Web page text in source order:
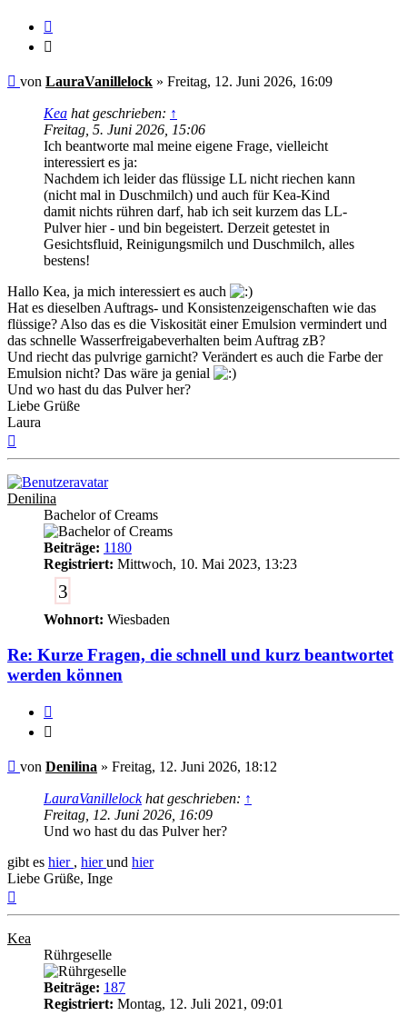
Ungelesener
von LauraVanillelock » Freitag, 12. Juni 2026, 16:09
Kea hat geschrieben: ↑
Freitag, 5. Juni 2026, 15:06
Ich beantworte mal meine eigene Frage, vielleicht
interessiert es ja:
Nachdem ich leider das flüssige LL nicht riechen kann
(nicht mal in Duschmilch) und auch für Kea-Kind
damit nichts rühren darf, hab ich seit kurzem das LL-
Pulver hier - und bin begeistert. Derzeit getestet in
Gesichtsfluid, Reinigungsmilch und Duschmilch, alles
bestens!
Hallo Kea, ja mich interessiert es auch
Hat es dieselben Auftrags- und Konsistenzeigenschaften wie das
flüssige? Also das es die Viskosität einer Emulsion vermindert und
das schnelle Wasserfreigabeverhalten beim Auftrag zB?
Und riecht das pulvrige garnicht? Verändert es auch die Farbe der
Emulsion nicht? Das wäre ja genial
Und wo hast du das Pulver her?
Liebe Grüße
Laura
Denilina
Bachelor of Creams
Beiträge: 1180
Registriert: Mittwoch, 10. Mai 2023, 13:23
3
Wohnort: Wiesbaden
Re: Kurze Fragen, die schnell und kurz beantwortet
werden können
Ungelesener
von Denilina » Freitag, 12. Juni 2026, 18:12
LauraVanillelockhat geschrieben: ↑
Freitag, 12. Juni 2026, 16:09
Und wo hast du das Pulver her?
gibt es hier , hierund hier
Liebe Grüße, Inge
oben
Kea
Rührgeselle
Beiträge: 187
Registriert: Montag, 12. Juli 2021, 09:01